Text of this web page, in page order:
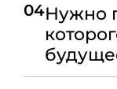
04Нужно